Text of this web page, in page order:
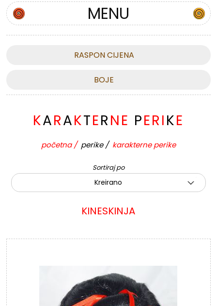
MENU
RASPON CIJENA
BOJE
KARAKTERNE PERIKE
početna / perike / karakterne perike
Sortiraj po
Kreirano
KINESKINJA